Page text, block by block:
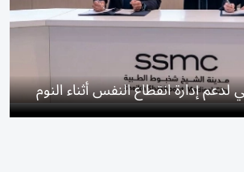
إدارة انقطاع النفس أثناء النوم